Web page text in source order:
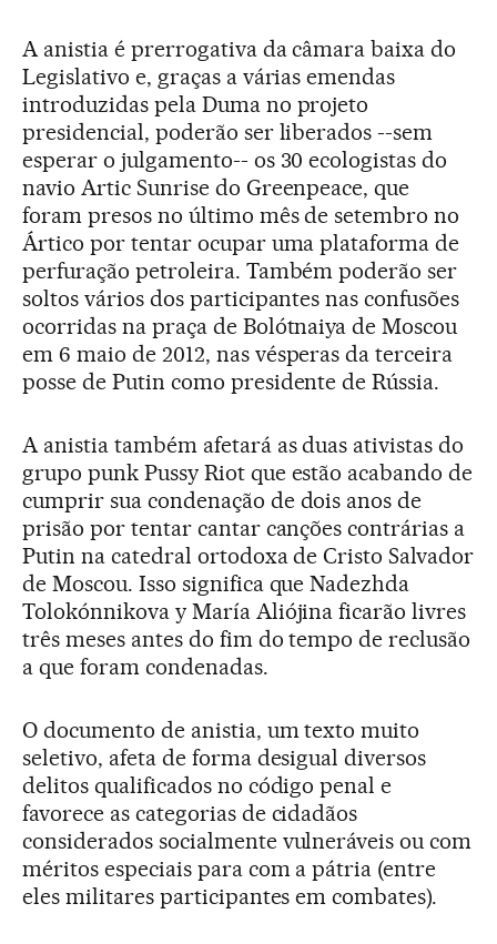
A anistia é prerrogativa da câmara baixa do
Legislativo e, graças a várias emendas
introduzidas pela Duma no projeto
presidencial, poderão ser liberados --sem
esperar o julgamento-- os 30 ecologistas do
navio Artic Sunrise do Greenpeace, que
foram presos no último mês de setembro no
Ártico por tentar ocupar uma plataforma de
perfuração petroleira. Também poderão ser
soltos vários dos participantes nas confusões
ocorridas na praça de Bolótnaiya de Moscou
em 6 maio de 2012, nas vésperas da terceira
posse de Putin como presidente de Rússia.
A anistia também afetará as duas ativistas do
grupo punk Pussy Riot que estão acabando de
cumprir sua condenação de dois anos de
prisão por tentar cantar canções contrárias a
Putin na catedral ortodoxa de Cristo Salvador
de Moscou. Isso significa que Nadezhda
Tolokónnikova y María Aliójina ficarão livres
três meses antes do fim do tempo de reclusão
a que foram condenadas.
O documento de anistia, um texto muito
seletivo, afeta de forma desigual diversos
delitos qualificados no código penal e
favorece as categorias de cidadãos
considerados socialmente vulneráveis ou com
méritos especiais para com a pátria (entre
eles militares participantes em combates).